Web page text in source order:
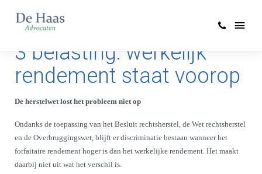
Hoge Raad herstelt box
3 belasting: werkelijk
rendement staat voorop
De herstelwet lost het probleem niet op
Ondanks de toepassing van het Besluit rechtsherstel, de Wet rechtsherstel
en de Overbruggingswet, blijft er discriminatie bestaan wanneer het
forfaitaire rendement hoger is dan het werkelijke rendement. Het maakt
daarbij niet uit wat het verschil is.